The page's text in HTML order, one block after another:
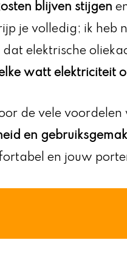
blijven stijgen
je volledig; ik heb
elektrische
watt elektriciteit
de vele voordelen
en gebruiksgemak
en jouw